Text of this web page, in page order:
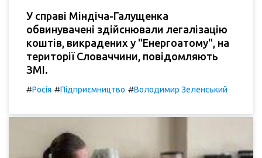
У справі Міндіча-Галущенка
обвинувачені здійснювали легалізацію
коштів, викрадених у "Енергоатому", на
території Словаччини, повідомляють
ЗМІ.
#Росія #Підприємництво #Володимир Зеленський